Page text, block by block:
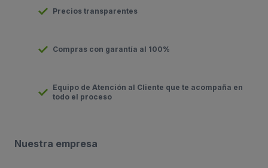
Precios transparentes
Compras con garantía al 100%
Equipo de Atención al Cliente que te acompaña en
todo el proceso
Nuestra empresa